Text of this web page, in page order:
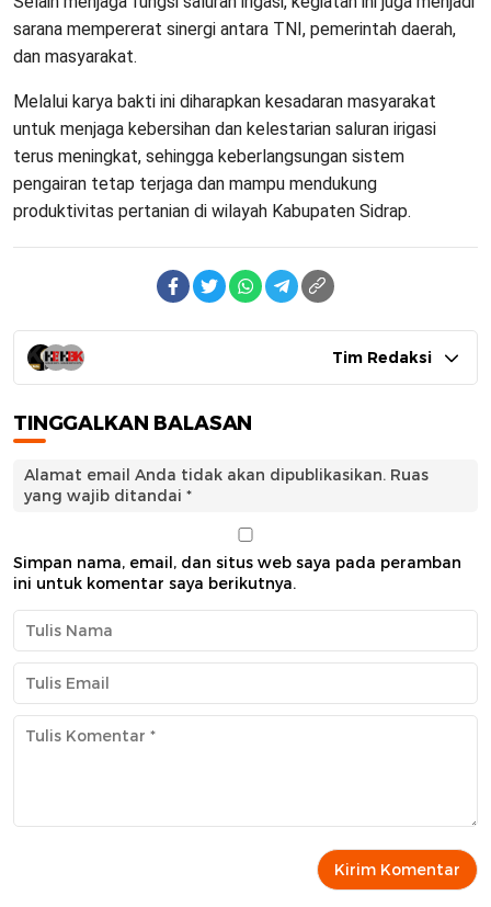
sarana mempererat sinergi antara TNI, pemerintah daerah,
dan masyarakat.
Melalui karya bakti ini diharapkan kesadaran masyarakat
untuk menjaga kebersihan dan kelestarian saluran irigasi
terus meningkat, sehingga keberlangsungan sistem
pengairan tetap terjaga dan mampu mendukung
produktivitas pertanian di wilayah Kabupaten Sidrap.
Tim Redaksi
TINGGALKAN BALASAN
Alamat email Anda tidak akan dipublikasikan. Ruas
yang wajib ditandai *
Simpan nama, email, dan situs web saya pada peramban
ini untuk komentar saya berikutnya.